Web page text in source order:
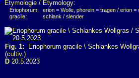
Etymologie / Etymology:
Eriophorum:
erion = Wolle, phorein = tragen / erion =
gracile:
schlank / slender
Fig. 1: Eriophorum gracile \ Schlankes
(cultiv.)
D 20.5.2023